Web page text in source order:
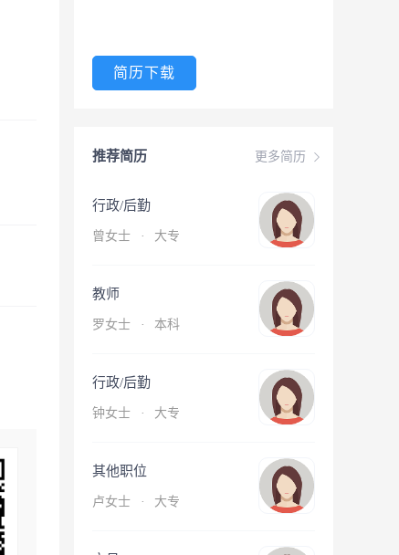
简历下载
更多简历
推荐简历
行政/后勤
曾女士 · 大专
教师
罗女士 · 本科
行政/后勤
钟女士 · 大专
其他职位
卢女士 · 大专